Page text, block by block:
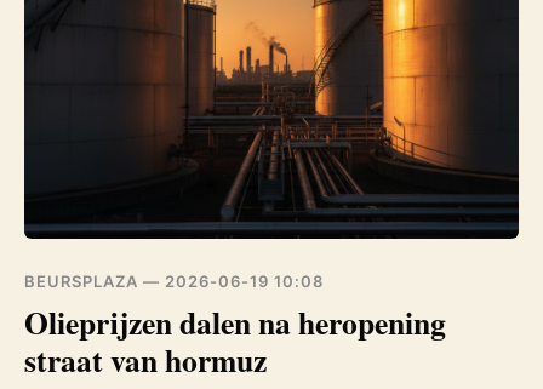
BEURSPLAZA — 2026-06-19 10:08
Olieprijzen dalen na heropening
straat van hormuz